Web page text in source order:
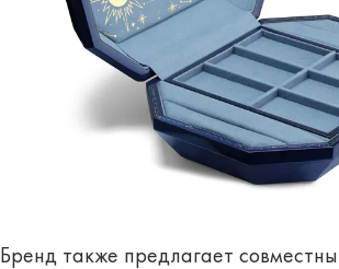
Бренд также предлагает